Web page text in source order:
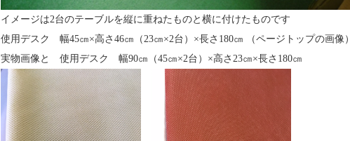
イメージは2台のテーブルを縦に重ねたものと横に付けたものです
使用デスク 幅45㎝×高さ46㎝（23㎝×2台）×長さ180㎝ （ページトップの画像）
実物画像と 使用デスク 幅90㎝（45㎝×2台）×高さ23㎝×長さ180㎝